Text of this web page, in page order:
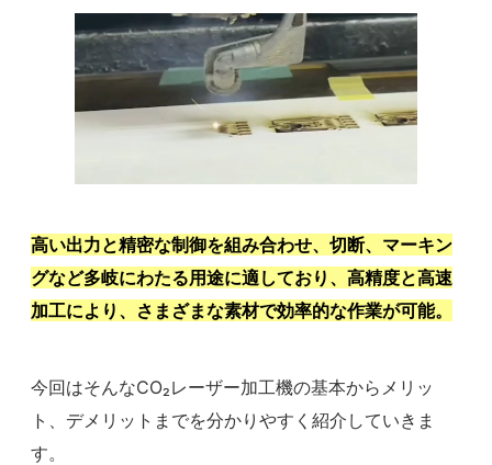
高い出力と精密な制御を組み合わせ、切断、マーキン
グなど多岐にわたる用途に適しており、高精度と高速
加工により、さまざまな素材で効率的な作業が可能。
今回はそんなCO₂レーザー加工機の基本からメリッ
ト、デメリットまでを分かりやすく紹介していきま
す。